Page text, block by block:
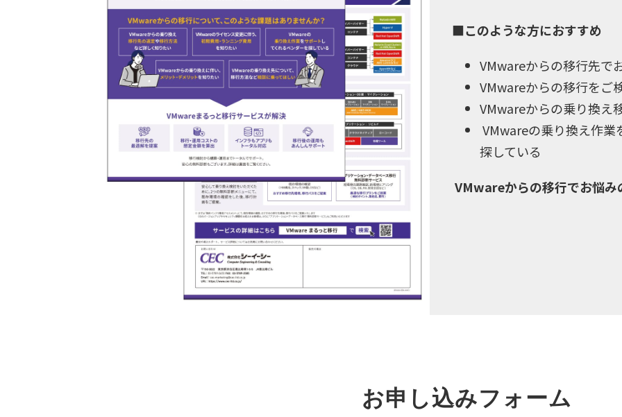
■このような方におすすめ
VMwareからの移行先で
VMwareからの移行をご
VMwareからの乗り換え
VMwareの乗り換え作業
探している
VMwareからの移行でお悩み
お申し込みフォーム